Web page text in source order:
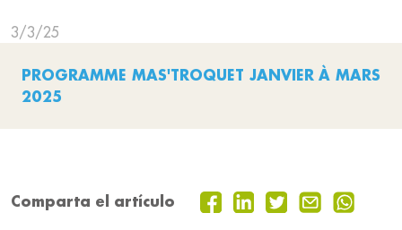
3/3/25
PROGRAMME MAS'TROQUET JANVIER À MARS
2025
Comparta el artículo